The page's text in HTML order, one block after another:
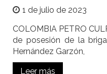
1 de julio de 2023
COLOMBIA PETRO
de posesión de la
Hernández Garzón,
Leer más